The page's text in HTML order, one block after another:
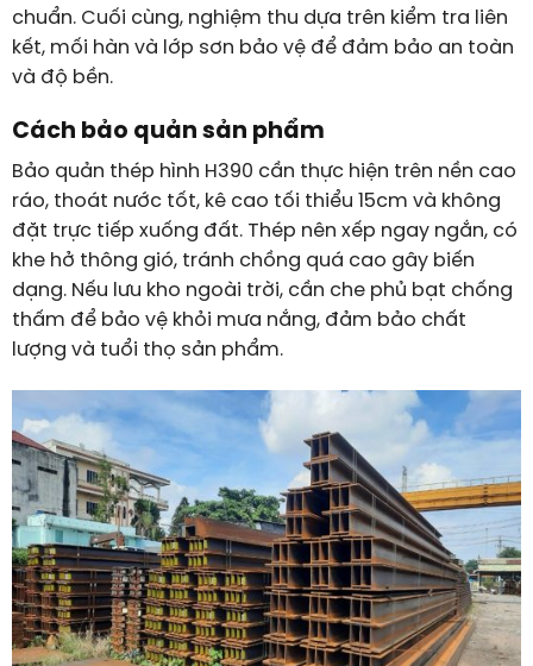
chuẩn. Cuối cùng, nghiệm thu dựa trên kiểm tra liên
kết, mối hàn và lớp sơn bảo vệ để đảm bảo an toàn
và độ bền.
Cách bảo quản sản phẩm
Bảo quản thép hình H390 cần thực hiện trên nền cao
ráo, thoát nước tốt, kê cao tối thiểu 15cm và không
đặt trực tiếp xuống đất. Thép nên xếp ngay ngắn, có
khe hở thông gió, tránh chồng quá cao gây biến
dạng. Nếu lưu kho ngoài trời, cần che phủ bạt chống
thấm để bảo vệ khỏi mưa nắng, đảm bảo chất
lượng và tuổi thọ sản phẩm.